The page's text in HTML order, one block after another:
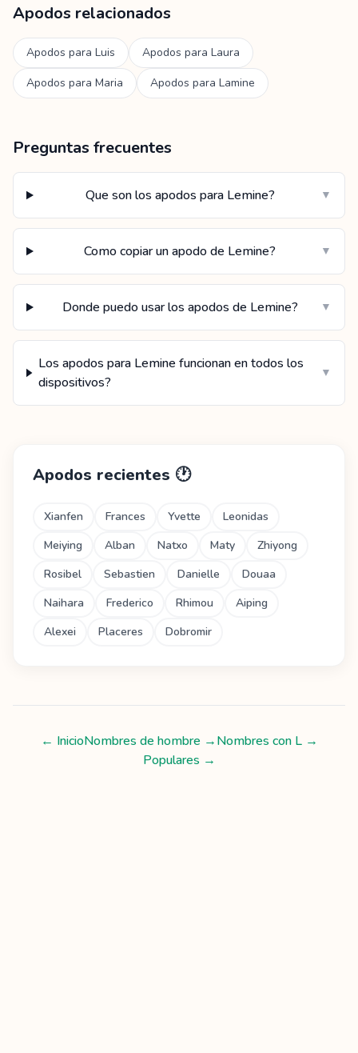
Apodos relacionados
Apodos para Luis Apodos para Laura
Apodos para Maria Apodos para Lamine
Preguntas frecuentes
Que son los apodos para Lemine? ▼
Como copiar un apodo de Lemine? ▼
Donde puedo usar los apodos de Lemine? ▼
Los apodos para Lemine funcionan en todos los
dispositivos?
▼
Apodos recientes 🕐
Xianfen Frances Yvette
Leonidas
Meiying
Alban Natxo Maty
Zhiyong
Rosibel
Sebastien Danielle
Douaa
Naihara
Frederico Rhimou
Aiping
Alexei
Placeres Dobromir
← InicioNombres de hombre →Nombres con L→
Populares →